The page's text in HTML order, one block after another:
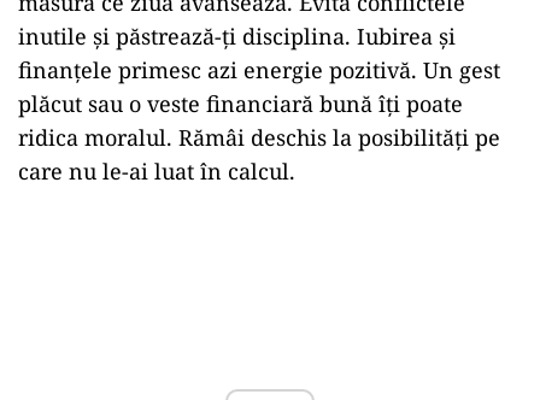
inutile și păstrează-ți disciplina. Iubirea și
finanțele primesc azi energie pozitivă. Un gest
plăcut sau o veste financiară bună îți poate
ridica moralul. Rămâi deschis la posibilități pe
care nu le-ai luat în calcul.